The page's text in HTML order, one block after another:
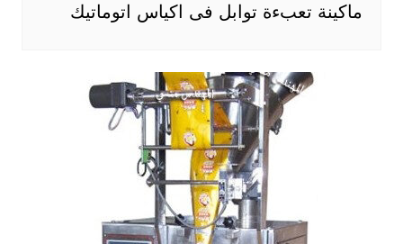
ماكينة تعبءة توابل فى اكياس اتوماتيك